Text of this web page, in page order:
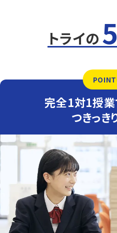
千草台中では基礎的な計
の類題がほとんどですが
時間配分が高得点のポイン
一人ひとりの学力・性格に
英語（教科書：開隆堂）
千草台中の定期テストは
違えた問題は何度も解き直
るまでつきっきりで指導しま
・定期テスト・内申点対策コ
・公立入試対策コース
草野中学校
定期テスト対策、受験対策
学習の習慣づけを徹底的
稲毛駅前校では、一人ひと
苦手部分を集中的に指導し
市立稲毛高校附属
トライの 5
POINT
完全1対1授業
つきっき